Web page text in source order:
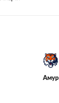
Амур